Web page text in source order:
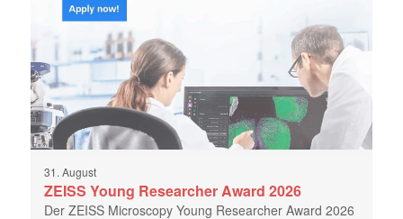
31. August
ZEISS Young Researcher Award 2026
Der ZEISS Microscopy Young Researcher Award 2026